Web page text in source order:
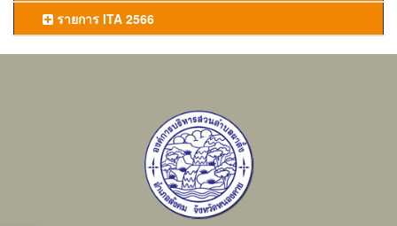
รายการ ITA 2566